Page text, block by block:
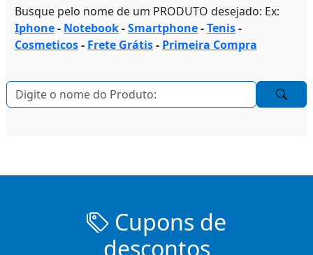
Busque pelo nome de um PRODUTO desejado: Ex:
Iphone- Notebook-Smartphone-Tenis-
Cosmeticos- Frete Grátis- Primeira Compra
Cupons de
descontos